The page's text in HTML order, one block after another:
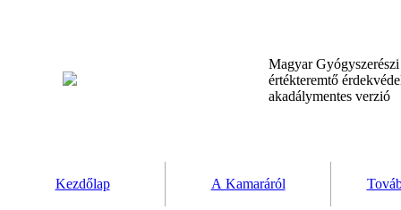
Magyar
értékteremtő
akadálymentes verzió
Kezdőlap A Kamaráról